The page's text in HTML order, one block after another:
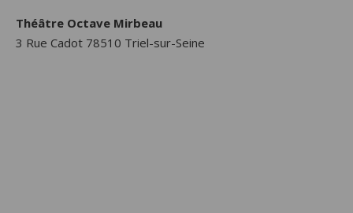
Théâtre Octave Mirbeau
3 Rue Cadot 78510 Triel-sur-Seine